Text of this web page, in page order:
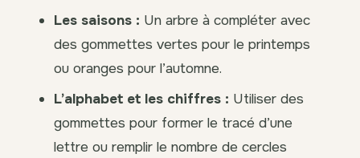
Les saisons : Un arbre à compléter avec
des gommettes vertes pour le printemps
ou oranges pour l’automne.
L’alphabet et les chiffres : Utiliser des
gommettes pour former le tracé d’une
lettre ou remplir le nombre de cercles